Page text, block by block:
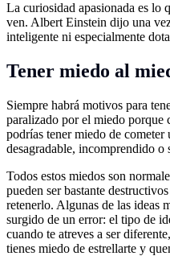
La curiosidad apasionada es lo
ven. Albert Einstein dijo una
inteligente ni especialmente
Tener miedo al
Siempre habrá motivos para
paralizado por el miedo porque
podrías tener miedo de
desagradable, incomprendido o
Todos estos miedos son
pueden ser bastante
retenerlo. Algunas de las ideas
surgido de un error: el tipo de
cuando te atreves a ser
tienes miedo de estrellarte y